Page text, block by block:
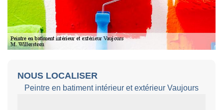
NOUS LOCALISER
Peintre en batiment intérieur et extérieur Vaujours